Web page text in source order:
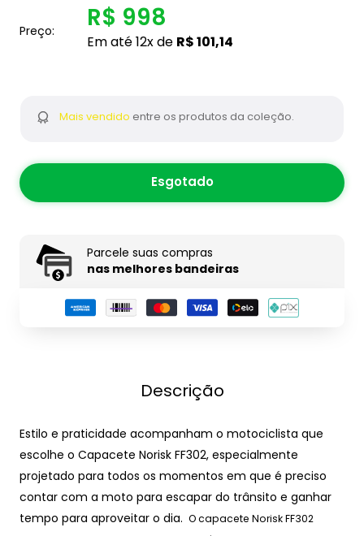
Preço: R$ 998
Em até 12x de R$ 101,14
Mais vendido entre os produtos da coleção.
Esgotado
Parcele suas compras
nas melhores bandeiras
Descrição
Estilo e praticidade acompanham o motociclista que
escolhe o Capacete Norisk FF302, especialmente
projetado para todos os momentos em que é preciso
contar com a moto para escapar do trânsito e ganhar
tempo para aproveitar o dia. O capacete Norisk FF302